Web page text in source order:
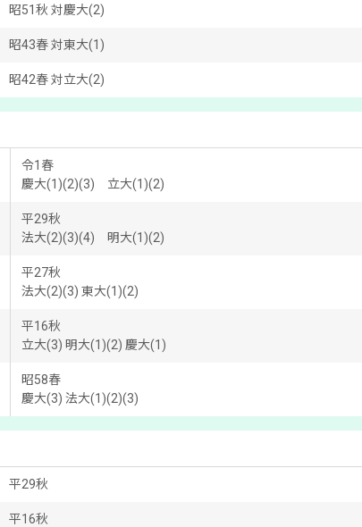
昭51秋 対慶大(2)
昭43春 対東大(1)
昭42春 対立大(2)
令1春
慶大(1)(2)(3) 立大(1)(2)
平29秋
法大(2)(3)(4) 明大(1)(2)
平27秋
法大(2)(3) 東大(1)(2)
平16秋
立大(3) 明大(1)(2) 慶大(1)
昭58春
慶大(3) 法大(1)(2)(3)
平29秋
平16秋